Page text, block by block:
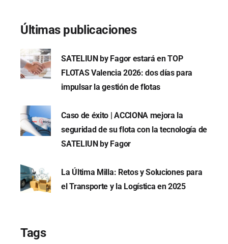
Últimas publicaciones
SATELIUN by Fagor estará en TOP
FLOTAS Valencia 2026: dos días para
impulsar la gestión de flotas
Caso de éxito | ACCIONA mejora la
seguridad de su flota con la tecnología de
SATELIUN by Fagor
La Última Milla: Retos y Soluciones para
el Transporte y la Logística en 2025
Tags